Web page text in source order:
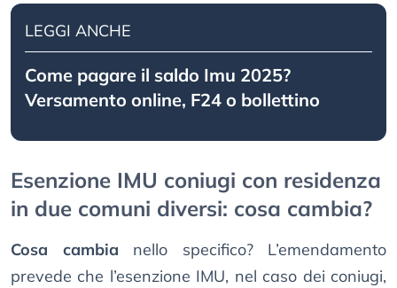
LEGGI ANCHE
Come pagare il saldo Imu 2025?
Versamento online, F24 o bollettino
Esenzione IMU coniugi con residenza
in due comuni diversi: cosa cambia?
Cosa cambia nello specifico? L’emendamento
prevede che l’esenzione IMU, nel caso dei coniugi,